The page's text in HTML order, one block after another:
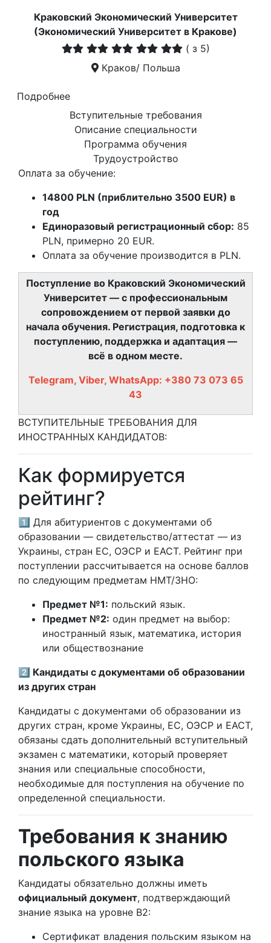
Краковский Экономический Университет
(Экономический Университет в Кракове)
( з 5)
Краков/ Польша
Подробнее
Вступительные требования
Описание специальности
Программа обучения
Трудоустройство
Оплата за обучение:
14800 PLN (приблительно 3500 EUR) в
год
Единоразовый регистрационный сбор: 85
PLN, примерно 20 EUR.
Оплата за обучение производится в PLN.
Поступление во Краковский Экономический
Университет — с профессиональным
сопровождением от первой заявки до
начала обучения. Регистрация, подготовка к
поступлению, поддержка и адаптация —
всё в одном месте.
Telegram, Viber, WhatsApp: +380 73 073 65
43
ВСТУПИТЕЛЬНЫЕ ТРЕБОВАНИЯ ДЛЯ
ИНОСТРАННЫХ КАНДИДАТОВ:
Как формируется
рейтинг?
1️⃣ Для абитуриентов с документами об
образовании — свидетельство/аттестат — из
Украины, стран ЕС, ОЭСР и ЕАСТ. Рейтинг при
поступлении рассчитывается на основе баллов
по следующим предметам НМТ/ЗНО:
Предмет №1: польский язык.
Предмет №2: один предмет на выбор:
иностранный язык, математика, история
или обществознание
2️⃣ Кандидаты с документами об образовании
из других стран
Кандидаты с документами об образовании из
других стран, кроме Украины, ЕС, ОЭСР и ЕАСТ,
обязаны сдать дополнительный вступительный
экзамен с математики, который проверяет
знания или специальные способности,
необходимые для поступления на обучение по
определенной специальности.
Требования к знанию
польского языка
Кандидаты обязательно должны иметь
официальный документ, подтверждающий
знание языка на уровне B2:
Сертификат владения польским языком на